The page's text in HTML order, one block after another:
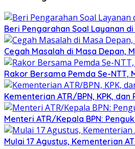
Beri Pengarahan Soal Layanan
Cegah Masalah di Masa Depan,
Rakor Bersama Pemda Se-NTT,
Kementerian ATR/BPN, KPK,
Menteri ATR/Kepala BPN:
Mulai 17 Agustus, Kementerian